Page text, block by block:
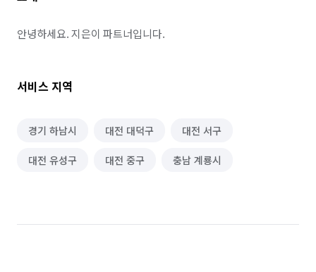
안녕하세요. 지은이 파트너입니다.
서비스 지역
경기 하남시 대전 대덕구 대전 서구
대전 유성구 대전 중구 충남 계룡시